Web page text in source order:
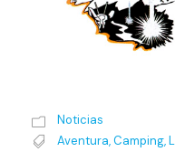
Noticias
Aventura,Camping,